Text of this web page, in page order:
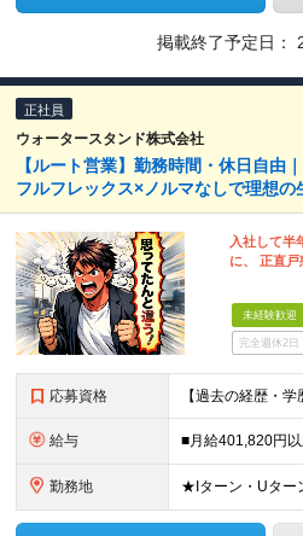
掲載終了予定日：
正社員
ウォータースタンド株式会社
【ルート営業】勤務時間・休日自由
フルフレックス×ノルマなしで理想の
入社して半
に、 正直戸
未経験歓迎
完全週休2日
応募資格
給与
勤務地